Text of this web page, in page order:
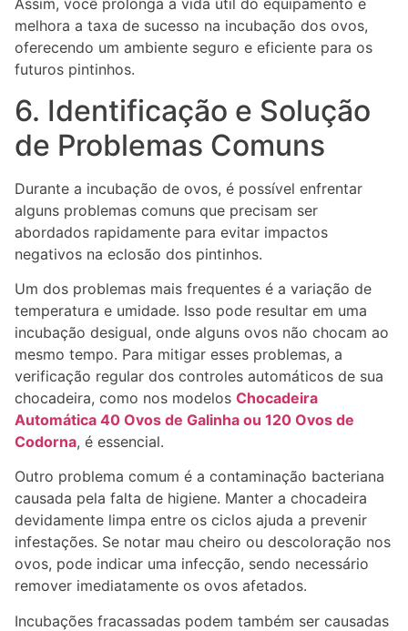
Assim, você prolonga a vida útil do equipamento e
melhora a taxa de sucesso na incubação dos ovos,
oferecendo um ambiente seguro e eficiente para os
futuros pintinhos.
6. Identificação e Solução
de Problemas Comuns
Durante a incubação de ovos, é possível enfrentar
alguns problemas comuns que precisam ser
abordados rapidamente para evitar impactos
negativos na eclosão dos pintinhos.
Um dos problemas mais frequentes é a variação de
temperatura e umidade. Isso pode resultar em uma
incubação desigual, onde alguns ovos não chocam ao
mesmo tempo. Para mitigar esses problemas, a
verificação regular dos controles automáticos de sua
chocadeira, como nos modelos Chocadeira
Automática 40 Ovos de Galinha ou 120 Ovos de
Codorna, é essencial.
Outro problema comum é a contaminação bacteriana
causada pela falta de higiene. Manter a chocadeira
devidamente limpa entre os ciclos ajuda a prevenir
infestações. Se notar mau cheiro ou descoloração nos
ovos, pode indicar uma infecção, sendo necessário
remover imediatamente os ovos afetados.
Incubações fracassadas podem também ser causadas